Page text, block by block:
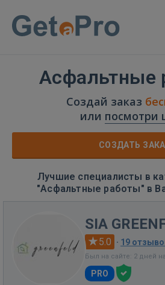
Асфальтные
Создай заказ
или посмотри
СОЗДАТЬ
Лучшие специалисты в
"Асфальтные работы" в
SIA
5.0 · 19
Был на сайте: 2 дней
PRO